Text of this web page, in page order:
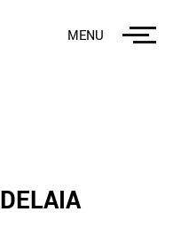
MENU